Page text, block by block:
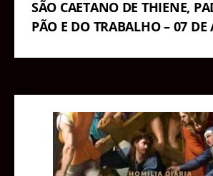
SÃO CAETANO DE THIENE,
PÃO E DO TRABALHO – 07 DE